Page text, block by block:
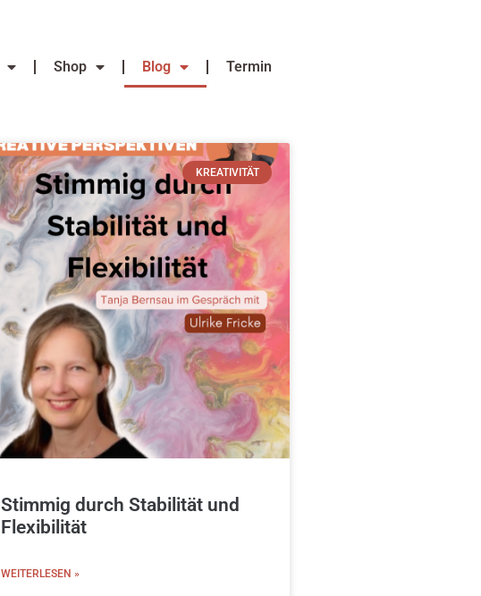
Shop Blog Termin
KREATIVITÄT
Stimmig durch Stabilität und
Flexibilität
WEITERLESEN »